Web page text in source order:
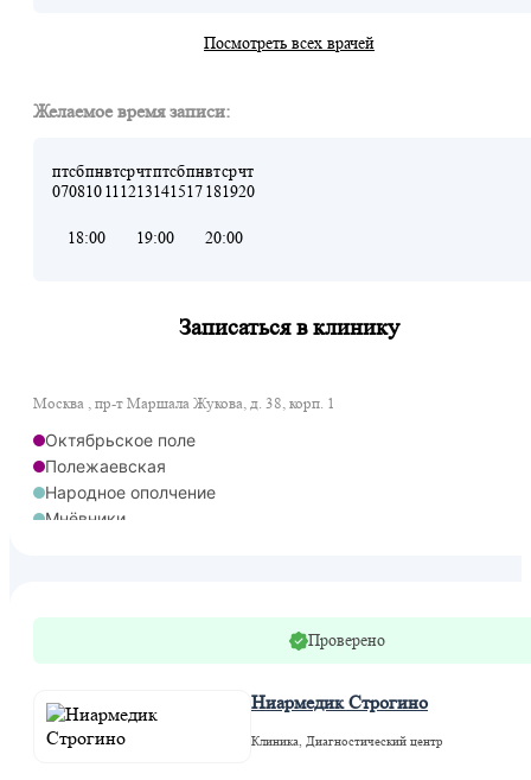
Посмотреть всех врачей
Желаемое время записи:
пт
07
сб
08
пн
10
вт
11
ср
12
чт
13
пт
14
сб
15
пн
17
вт
18
ср
19
чт
20
18:00 19:00 20:00
Записаться в клинику
Москва , пр-т Маршала Жукова, д. 38, корп. 1
Октябрьское поле
Полежаевская
Народное ополчение
Мнёвники
Проверено
Ниармедик Строгино
Клиника, Диагностический центр